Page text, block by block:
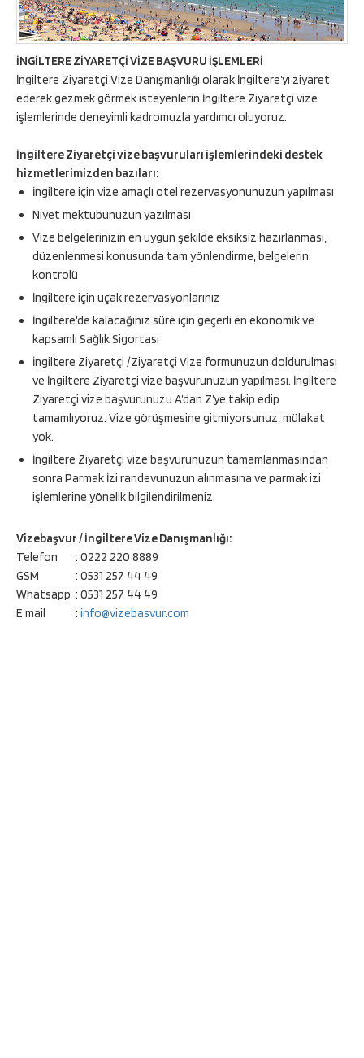
İNGİLTERE ZİYARETÇİ VİZE BAŞVURU İŞLEMLERİ
İngiltere Ziyaretçi Vize Danışmanlığı olarak İngiltere’yı ziyaret
ederek gezmek görmek isteyenlerin İngiltere Ziyaretçi vize
işlemlerinde deneyimli kadromuzla yardımcı oluyoruz.
İngiltere Ziyaretçi vize başvuruları işlemlerindeki destek
hizmetlerimizden bazıları:
İngiltere için vize amaçlı otel rezervasyonunuzun yapılması
Niyet mektubunuzun yazılması
Vize belgelerinizin en uygun şekilde eksiksiz hazırlanması,
düzenlenmesi konusunda tam yönlendirme, belgelerin
kontrolü
İngiltere için uçak rezervasyonlarınız
İngiltere’de kalacağınız süre için geçerli en ekonomik ve
kapsamlı Sağlık Sigortası
İngiltere Ziyaretçi /Ziyaretçi Vize formunuzun doldurulması
ve İngiltere Ziyaretçi vize başvurunuzun yapılması. İngiltere
Ziyaretçi vize başvurunuzu A’dan Z’ye takip edip
tamamlıyoruz. Vize görüşmesine gitmiyorsunuz, mülakat
yok.
İngiltere Ziyaretçi vize başvurunuzun tamamlanmasından
sonra Parmak İzi randevunuzun alınmasına ve parmak izi
işlemlerine yönelik bilgilendirilmeniz.
Vizebaşvur / İngiltere Vize Danışmanlığı:
Telefon
: 0222 220 8889
GSM
: 0531 257 44 49
Whatsapp : 0531 257 44 49
E mail
: info@vizebasvur.com